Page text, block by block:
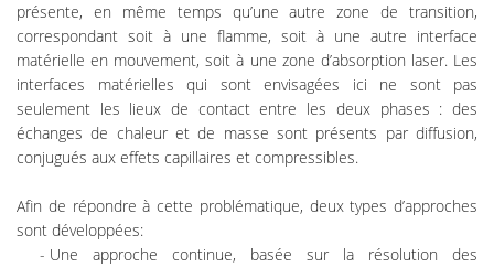
présente, en même temps qu’une autre zone de transition,
correspondant soit à une flamme, soit à une autre interface
matérielle en mouvement, soit à une zone d’absorption laser. Les
interfaces matérielles qui sont envisagées ici ne sont pas
seulement les lieux de contact entre les deux phases : des
échanges de chaleur et de masse sont présents par diffusion,
conjugués aux effets capillaires et compressibles.
Afin de répondre à cette problématique, deux types d’approches
sont développées:
Une approche continue, basée sur la résolution des